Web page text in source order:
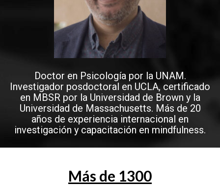
Doctor en Psicología por la UNAM.
Investigador posdoctoral en UCLA, certificado
en MBSR por la Universidad de Brown y la
Universidad de Massachusetts. Más de 20
años de experiencia internacional en
investigación y capacitación en mindfulness.
Más de 1300